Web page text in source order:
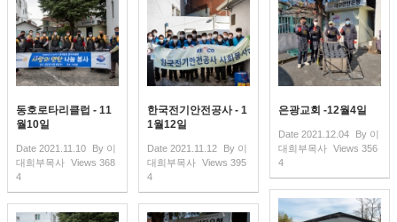
동호로타리클럽 - 11
월10일
Date 2021.11.10 By 이
대희부목사 Views 368
4
한국전기안전공사 - 1
1월12일
Date 2021.11.12 By 이
대희부목사 Views 395
4
은광교회 -12월4일
Date 2021.12.04 By 이
대희부목사 Views 356
4